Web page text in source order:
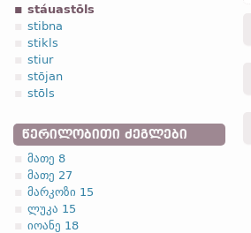
stáuastōls
stibna
stikls
stiur
stōjan
stōls
ᲬᲔᲠᲘᲚᲝᲑᲘᲗᲘ ᲫᲔᲒᲚᲔᲑᲘ
მათე 8
მათე 27
მარკოზი 15
ლუკა 15
იოანე 18